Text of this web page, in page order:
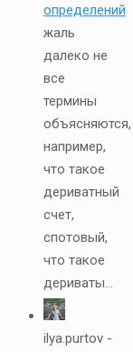
определений
жаль
далеко не
все
термины
объясняются,
например,
что такое
дериватный
счет,
спотовый,
что такое
дериваты...
ilya.purtov -